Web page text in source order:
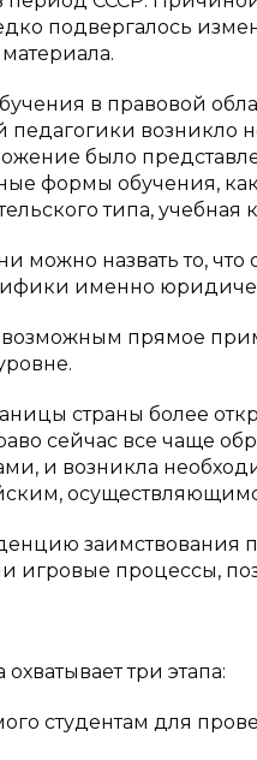
подвергалось
в правовой
педагогики
было
формы обучения,
типа, учебная
можно назвать то,
именно
возможным прямое
страны более
сейчас все чаще
и возникла
заимствования
игровые процессы,
три этапа:
студентам для